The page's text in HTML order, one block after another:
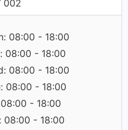
002
08:00 - 18:00
08:00 - 18:00
08:00 - 18:00
08:00 - 18:00
- 18:00
08:00 - 18:00